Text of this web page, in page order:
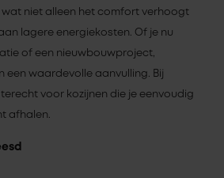
wat niet alleen het comfort verhoogt
lagere energiekosten. Of je nu
of een nieuwbouwproject,
een waardevolle aanvulling. Bij
voor kozijnen die je eenvoudig
afhalen.